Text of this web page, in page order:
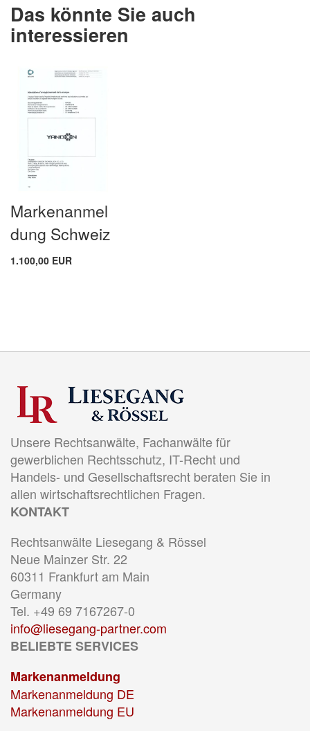
Das könnte Sie auch
interessieren
Markenanmel
dung Schweiz
1.100,00 EUR
Unsere Rechtsanwälte, Fachanwälte für
gewerblichen Rechtsschutz, IT-Recht und
Handels- und Gesellschaftsrecht beraten Sie in
allen wirtschaftsrechtlichen Fragen.
KONTAKT
Rechtsanwälte Liesegang & Rössel
Neue Mainzer Str. 22
60311 Frankfurt am Main
Germany
Tel. +49 69 7167267-0
info@liesegang-partner.com
BELIEBTE SERVICES
Markenanmeldung
Markenanmeldung DE
Markenanmeldung EU